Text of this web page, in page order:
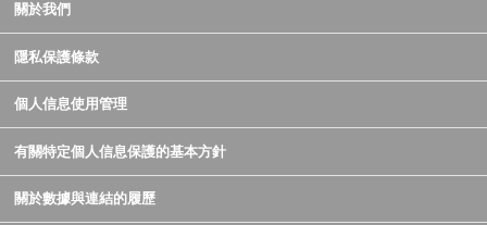
關於我們
隱私保護條款
個人信息使用管理
有關特定個人信息保護的基本方針
關於數據與連結的履歷